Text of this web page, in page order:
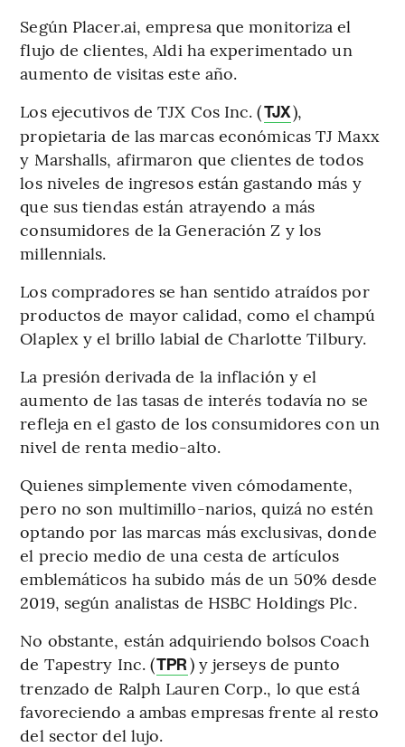
Según Placer.ai, empresa que monitoriza el
flujo de clientes, Aldi ha experimentado un
aumento de visitas este año.
Los ejecutivos de TJX Cos Inc. (TJX),
propietaria de las marcas económicas TJ Maxx
y Marshalls, afirmaron que clientes de todos
los niveles de ingresos están gastando más y
que sus tiendas están atrayendo a más
consumidores de la Generación Z y los
millennials.
Los compradores se han sentido atraídos por
productos de mayor calidad, como el champú
Olaplex y el brillo labial de Charlotte Tilbury.
La presión derivada de la inflación y el
aumento de las tasas de interés todavía no se
refleja en el gasto de los consumidores con un
nivel de renta medio-alto.
Quienes simplemente viven cómodamente,
pero no son multimillo-narios, quizá no estén
optando por las marcas más exclusivas, donde
el precio medio de una cesta de artículos
emblemáticos ha subido más de un 50% desde
2019, según analistas de HSBC Holdings Plc.
No obstante, están adquiriendo bolsos Coach
de Tapestry Inc. (TPR) y jerseys de punto
trenzado de Ralph Lauren Corp., lo que está
favoreciendo a ambas empresas frente al resto
del sector del lujo.